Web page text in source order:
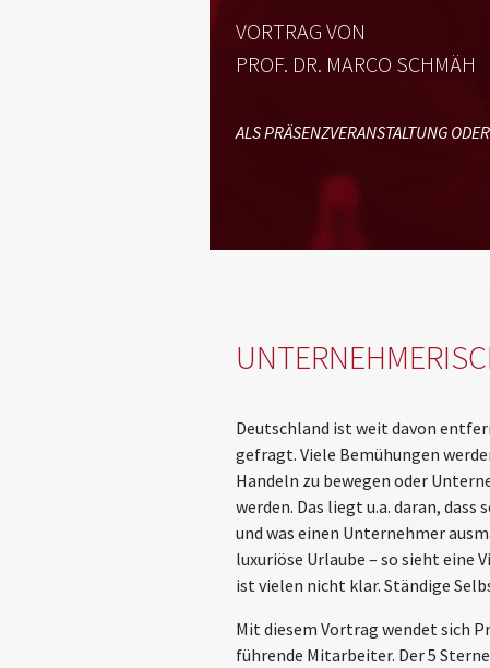
VORTRAG VON
PROF. DR. MARCO SCHMÄH
ALS PRÄSENZVERANSTALTUNG
Deutschland ist weit davon
gefragt. Viele Bemühungen
Handeln zu bewegen oder
werden. Das liegt u.a. daran,
und was einen Unternehmer
luxuriöse Urlaube – so sieht eine
ist vielen nicht klar. Ständige
Mit diesem Vortrag wendet sich
führende Mitarbeiter. Der 5